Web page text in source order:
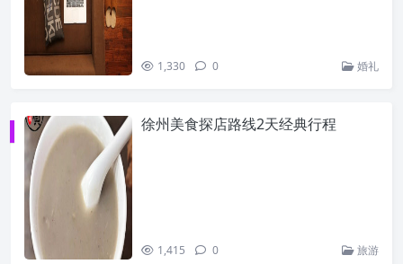
1,330 0 婚礼
徐州美食探店路线2天经典行程
1,415 0 旅游